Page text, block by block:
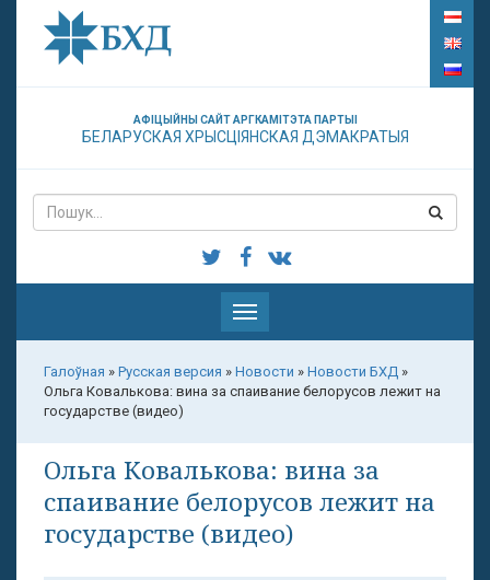
АФІЦЫЙНЫ САЙТ АРГКАМІТЭТА ПАРТЫІ
БЕЛАРУСКАЯ ХРЫСЦІЯНСКАЯ ДЭМАКРАТЫЯ
Паказаць
меню
Галоўная » Русская версия » Новости » Новости БХД »
Ольга Ковалькова: вина за спаивание белорусов лежит на
государстве (видео)
Ольга Ковалькова: вина за
спаивание белорусов лежит на
государстве (видео)